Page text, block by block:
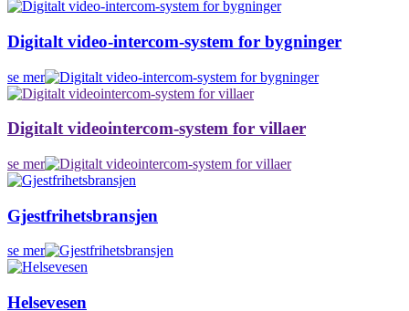
Digitalt video-intercom-system for bygninger
se mer
Digitalt videointercom-system for villaer
se mer
Gjestfrihetsbransjen
se mer
Helsevesen